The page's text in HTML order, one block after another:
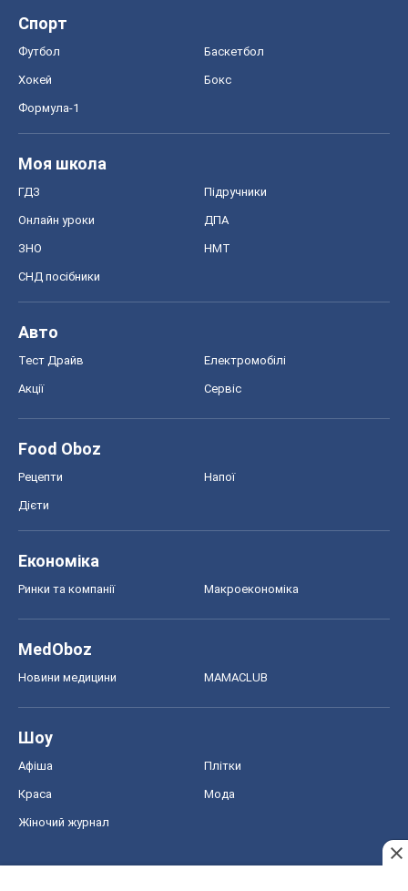
Спорт
Футбол Баскетбол
Хокей Бокс
Формула-1
Моя школа
ГДЗ Підручники
Онлайн уроки ДПА
ЗНО НМТ
СНД посібники
Авто
Тест Драйв Електромобілі
Акції Сервіс
Food Oboz
Рецепти Напої
Дієти
Економіка
Ринки та компанії Макроекономіка
MedOboz
Новини медицини MAMACLUB
Шоу
Афіша Плітки
Краса Мода
Жіночий журнал